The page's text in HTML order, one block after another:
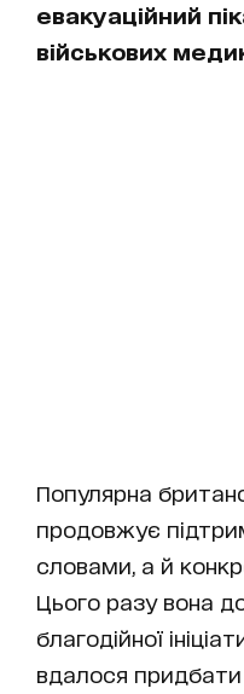
евакуаційний
військових
Популярна
продовжує
словами, а й
Цього разу вона
благодійної
вдалося придбати